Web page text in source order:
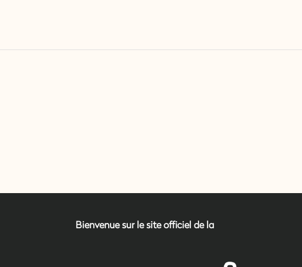
Bienvenue sur le site officiel de la